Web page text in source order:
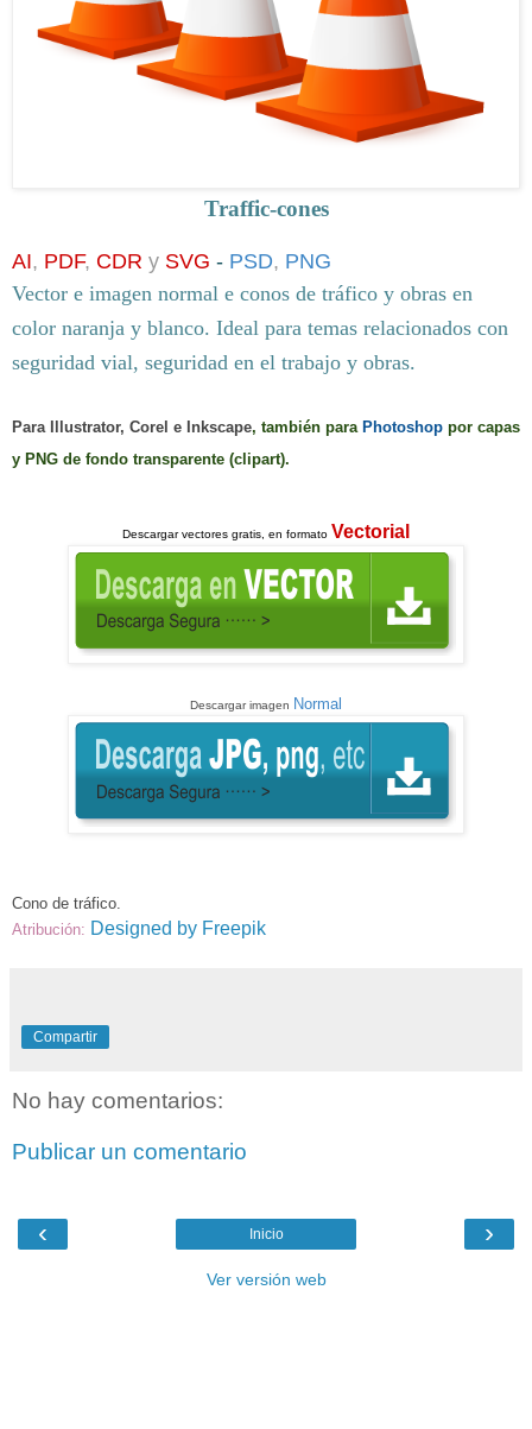
Traffic-cones
AI, PDF, CDR y SVG - PSD, PNG
Vector e imagen normal e conos de tráfico y obras en
color naranja y blanco. Ideal para temas relacionados con
seguridad vial, seguridad en el trabajo y obras.
Para Illustrator, Corel e Inkscape, también para Photoshop por capas
y PNG de fondo transparente (clipart).
Descargarvectores gratis, en formato Vectorial
Descargar imagen Normal
Cono de tráfico
Atribución: Designed by Freepik
Compartir
No hay comentarios:
Publicar un comentario
‹ ›
Inicio
Ver versión web